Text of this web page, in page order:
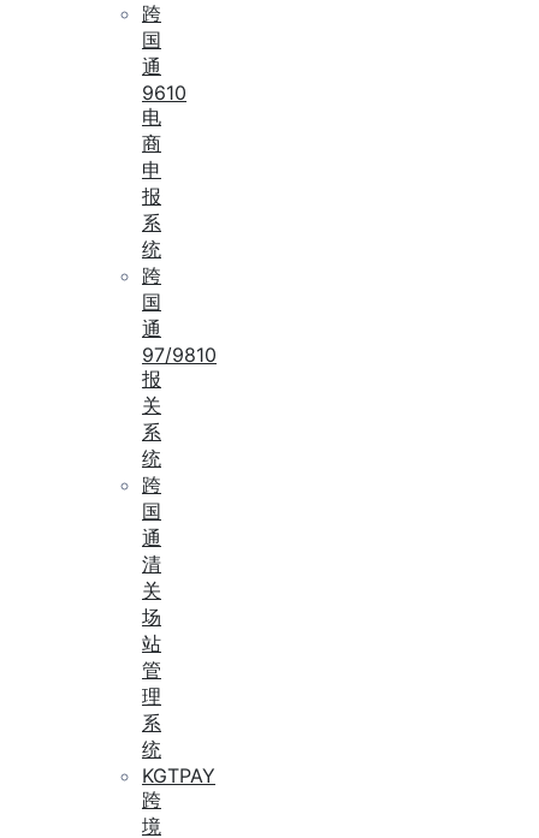
跨
国
通
9610
电
商
申
报
系
统
跨
国
通
97/9810
报
关
系
统
跨
国
通
清
关
场
站
管
理
系
统
KGTPAY
跨
境